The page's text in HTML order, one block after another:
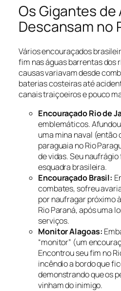
Os Gigantes de
Descansam no
Vários encouraçados
fim nas águas barrentas dos
causas variavam desde
baterias costeiras até
canais traiçoeiros e pouco
Encouraçado Rio de
emblemáticos.
uma mina naval (então
paraguaia no Rio
de vidas. Seu
esquadra brasileira.
Encouraçado Brasil:
combates, sofreu
por naufragar próximo
Rio Paraná, após uma
serviços.
Monitor Alagoas:
“monitor” (um
Encontrou seu fim no
incêndio a bordo que
demonstrando que os
vinham do inimigo.